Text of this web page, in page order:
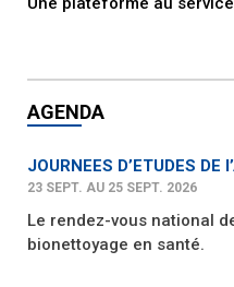
AGENDA
JOURNEES D’ETUDES DE
23 SEPT. AU 25 SEPT. 2026
Le rendez-vous national
bionettoyage en santé.